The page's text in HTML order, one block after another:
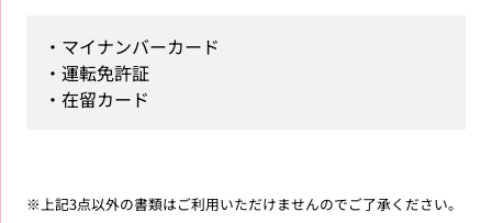
・マイナンバーカード
・運転免許証
・在留カード
※上記3点以外の書類はご利用いただけませんのでご了承ください。